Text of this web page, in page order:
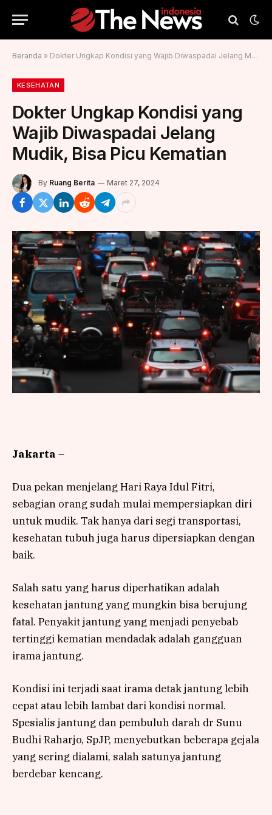
Beranda » Dokter Ungkap Kondisi yang Wajib Diwaspadai Jelang Mudik, Bisa Picu Kematian
KESEHATAN
Dokter Ungkap Kondisi yang
Wajib Diwaspadai Jelang
Mudik, Bisa Picu Kematian
By Ruang Berita Maret 27, 2024
Jakarta –
Dua pekan menjelang Hari Raya Idul Fitri,
sebagian orang sudah mulai mempersiapkan diri
untuk mudik. Tak hanya dari segi transportasi,
kesehatan tubuh juga harus dipersiapkan dengan
baik.
Salah satu yang harus diperhatikan adalah
kesehatan jantung yang mungkin bisa berujung
fatal. Penyakit jantung yang menjadi penyebab
tertinggi kematian mendadak adalah gangguan
irama jantung.
Kondisi ini terjadi saat irama detak jantung lebih
cepat atau lebih lambat dari kondisi normal.
Spesialis jantung dan pembuluh darah dr Sunu
Budhi Raharjo, SpJP, menyebutkan beberapa gejala
yang sering dialami, salah satunya jantung
berdebar kencang.